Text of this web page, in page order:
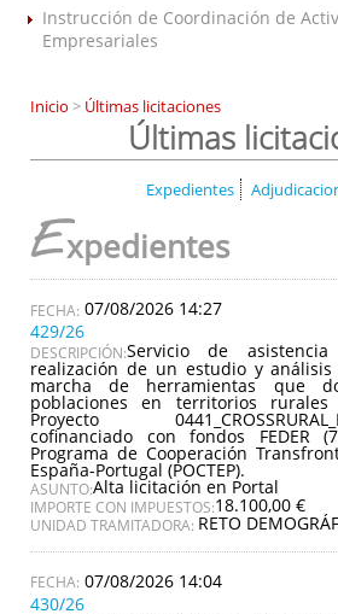
Instrucción de Coordinación de
Empresariales
Inicio > Últimas licitaciones
Últimas
Expedientes
Expedientes
07/08/2026 14:27
429/26
DESCRIPCIÓN:Servicio de
realización de un estudio y
marcha de herramientas que
poblaciones en territorios
Proyecto
cofinanciado con fondos FEDER
Programa de Cooperación
España-Portugal (POCTEP).
ASUNTO:Alta licitación en Portal
IMPORTE CON IMPUESTOS:18.100,00 €
UNIDAD TRAMITADORA: RETO
07/08/2026 14:04
430/26